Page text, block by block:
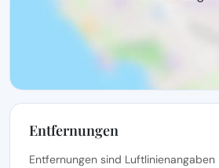
Entfernungen
Entfernungen sind Luftlinienangaben